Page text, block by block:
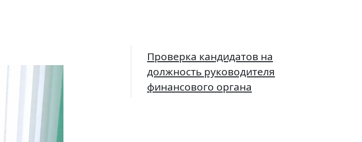
Проверка кандидатов на
должность руководителя
финансового органа